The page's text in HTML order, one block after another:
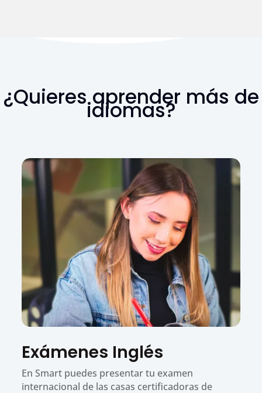
¿Quieres aprender más de
idiomas?
Exámenes Inglés
En Smart puedes presentar tu examen
internacional de las casas certificadoras de